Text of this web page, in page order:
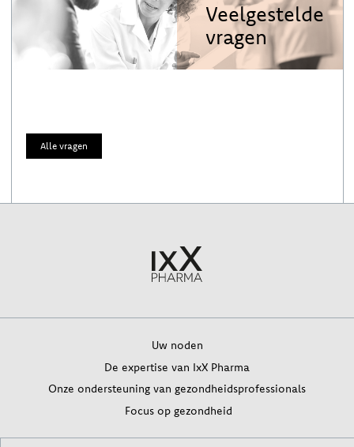
Veelgestelde
vragen
Alle vragen
Uw noden
De expertise van IxX Pharma
Onze ondersteuning van gezondheidsprofessionals
Focus op gezondheid